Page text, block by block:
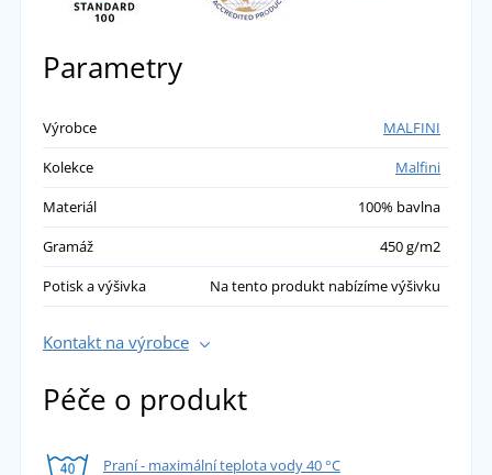
Parametry
Výrobce
MALFINI
Kolekce
Malfini
Materiál
100% bavlna
Gramáž
450 g/m2
Potisk a výšivka
Na tento produkt nabízíme výšivku
Kontakt na výrobce
Péče o produkt
Praní - maximální teplota vody 40 °C